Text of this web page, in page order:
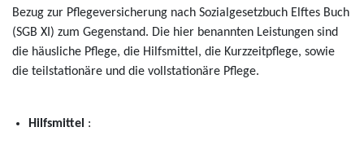
Bezug zur Pflegeversicherung nach Sozialgesetzbuch Elftes Buch
(SGB XI) zum Gegenstand. Die hier benannten Leistungen sind
die häusliche Pflege, die Hilfsmittel, die Kurzzeitpflege, sowie
die teilstationäre und die vollstationäre Pflege.
Hilfsmittel :